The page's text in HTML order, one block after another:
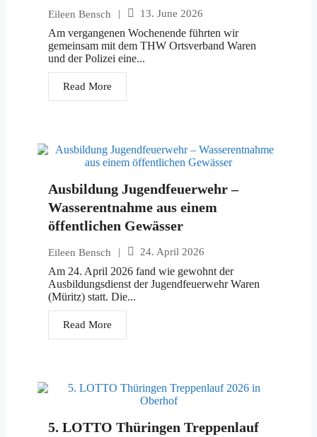
Eileen Bensch | 13. June 2026
Am vergangenen Wochenende führten wir
gemeinsam mit dem THW Ortsverband Waren
und der Polizei eine...
Read More
Ausbildung Jugendfeuerwehr –
Wasserentnahme aus einem
öffentlichen Gewässer
Eileen Bensch | 24. April 2026
Am 24. April 2026 fand wie gewohnt der
Ausbildungsdienst der Jugendfeuerwehr Waren
(Müritz) statt. Die...
Read More
5. LOTTO Thüringen Treppenlauf